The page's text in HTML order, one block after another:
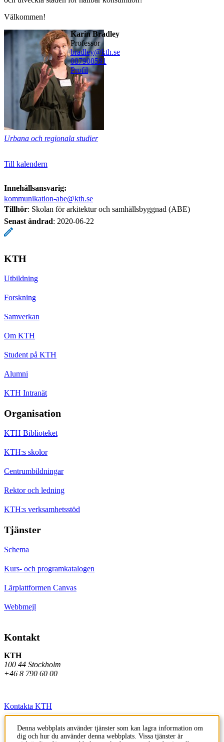
Välkommen!
Karin Bradley
professor
bradley@kth.se
087908591
Profil
Urbana och regionala studier
Till kalendern
Innehållsansvarig:
kommunikation-abe@kth.se
Tillhör: Skolan för arkitektur och samhällsbyggnad (ABE)
Senast ändrad: 2020-06-22
KTH
Utbildning
Forskning
Samverkan
Om KTH
Student på KTH
Alumni
KTH Intranät
Organisation
KTH Biblioteket
KTH:s skolor
Centrumbildningar
Rektor och ledning
KTH:s verksamhetsstöd
Tjänster
Schema
Kurs- och programkatalogen
Lärplattformen Canvas
Webbmejl
Kontakt
KTH
100 44 Stockholm
+46 8 790 60 00
Kontakta KTH
Jobba på KTH
Denna webbplats använder tjänster som kan lagra information om
dig och hur du använder denna webbplats. Vissa tjänster är